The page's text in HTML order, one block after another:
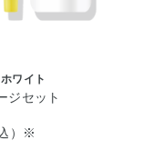
ワイト
ジセット
）※